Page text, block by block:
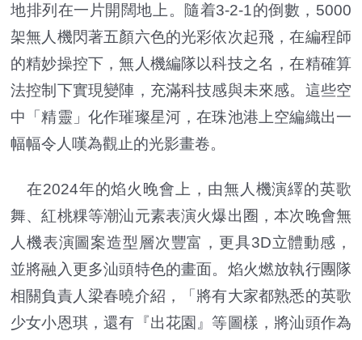
地排列在一片開闊地上。隨着3-2-1的倒數，5000
架無人機閃著五顏六色的光彩依次起飛，在編程師
的精妙操控下，無人機編隊以科技之名，在精確算
法控制下實現變陣，充滿科技感與未來感。這些空
中「精靈」化作璀璨星河，在珠池港上空編織出一
幅幅令人嘆為觀止的光影畫卷。
在2024年的焰火晚會上，由無人機演繹的英歌
舞、紅桃粿等潮汕元素表演火爆出圈，本次晚會無
人機表演圖案造型層次豐富，更具3D立體動感，
並將融入更多汕頭特色的畫面。焰火燃放執行團隊
相關負責人梁春曉介紹，「將有大家都熟悉的英歌
少女小恩琪，還有『出花園』等圖樣，將汕頭作為